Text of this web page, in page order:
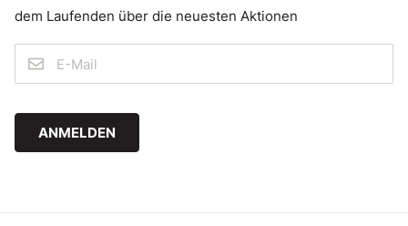
dem Laufenden über die neuesten Aktionen
ANMELDEN